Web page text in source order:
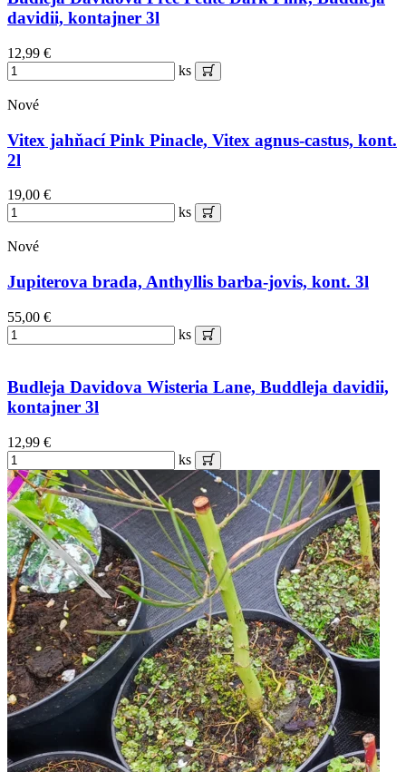
davidii, kontajner 3l
12,99 €
ks
Nové
Vitex jahňací Pink Pinacle, Vitex agnus-castus, kont.
2l
19,00 €
ks
Nové
Jupiterova brada, Anthyllis barba-jovis, kont. 3l
55,00 €
ks
Budleja Davidova Wisteria Lane, Buddleja davidii,
kontajner 3l
12,99 €
ks